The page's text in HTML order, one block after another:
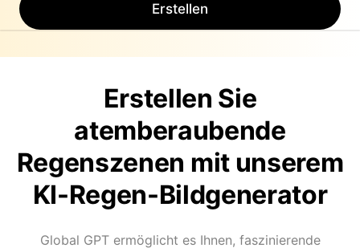
Erstellen
Erstellen Sie
atemberaubende
Regenszenen mit unserem
KI-Regen-Bildgenerator
Global GPT ermöglicht es Ihnen, faszinierende